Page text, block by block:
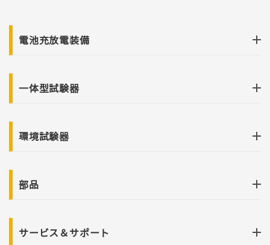
電池充放電装備
一体型試験器
環境試験器
部品
サービス＆サポート